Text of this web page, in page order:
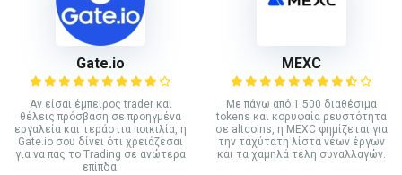
Gate.io
Αν είσαι έμπειρος trader και
θέλεις πρόσβαση σε προηγμένα
εργαλεία και τεράστια ποικιλία, η
Gate.io σου δίνει ότι χρειάζεσαι
για να πας το Trading σε ανώτερα
επίπδα.
MEXC
Με πάνω από 1.500 διαθέσιμα
tokens και κορυφαία ρευστότητα
σε altcoins, η MEXC φημίζεται για
την ταχύτατη λίστα νέων έργων
και τα χαμηλά τέλη συναλλαγών.